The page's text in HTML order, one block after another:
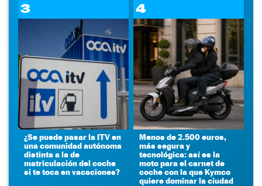
3
¿Se puede pasar la ITV en
una comunidad autónoma
distinta a la de
matriculación del coche
si te toca en vacaciones?
4
Menos de 2.500 euros,
más segura y
tecnológica: así es la
moto para el carnet de
coche con la que Kymco
quiere dominar la ciudad